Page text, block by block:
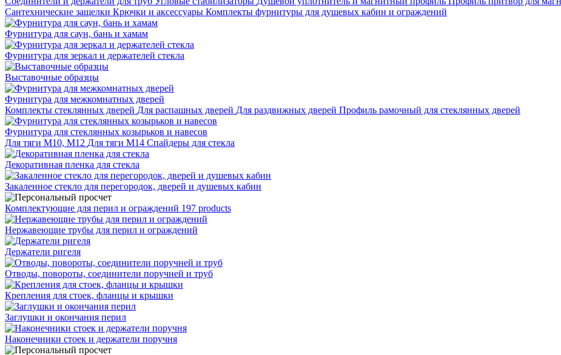
Сантехнические защелки Крючки и аксессуары Комплекты фурнитуры для душевых кабин и ограждений
Фурнитура для саун, бань и хамам
Фурнитура для зеркал и держателей стекла
Выставочные образцы
Фурнитура для межкомнатных дверей
Комплекты стеклянных дверей Для распашных дверей Для раздвижных дверей Профиль рамочный для стеклянных дверей
Фурнитура для стеклянных козырьков и навесов
Для тяги М10, М12 Для тяги М14 Спайдеры для стекла
Декоративная пленка для стекла
Закаленное стекло для перегородок, дверей и душевых кабин
Комплектующие для перил и ограждений 197 products
Нержавеющие трубы для перил и ограждений
Держатели ригеля
Отводы, повороты, соединители поручней и труб
Крепления для стоек, фланцы и крышки
Заглушки и окончания перил
Наконечники стоек и держатели поручня